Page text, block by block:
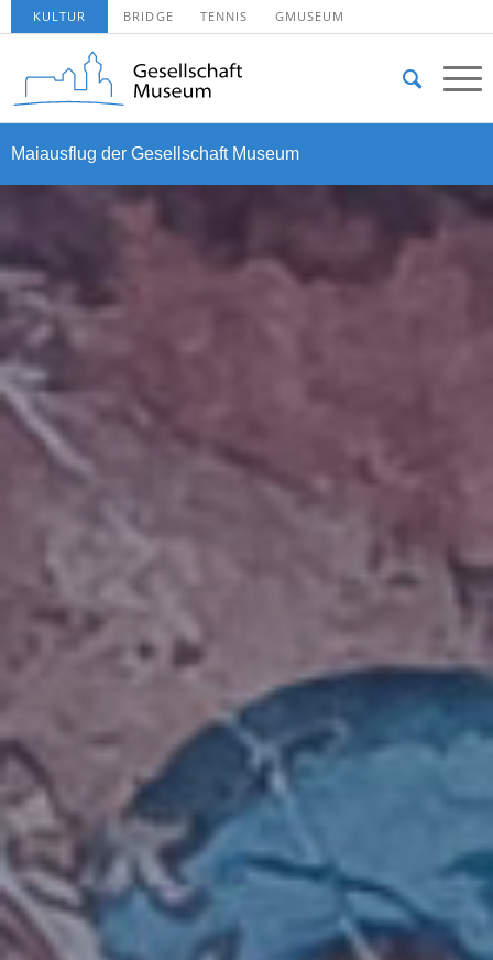
KULTUR BRIDGE TENNIS GMUSEUM
Maiausflug der Gesellschaft Museum